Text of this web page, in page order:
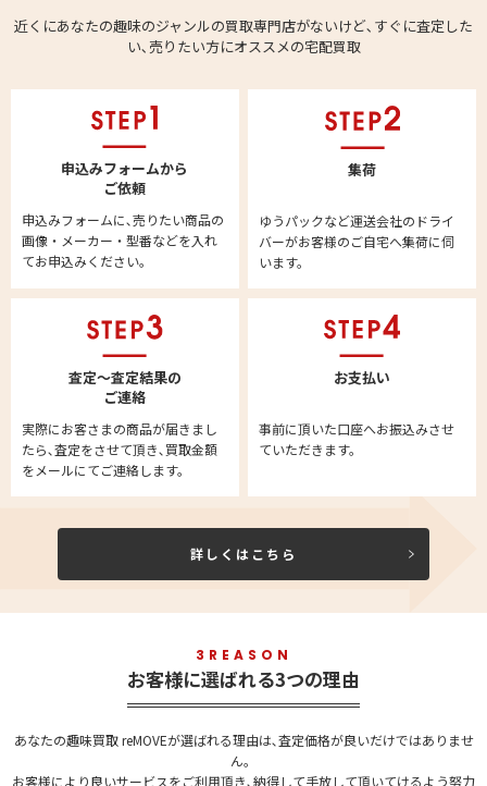
近くにあなたの趣味のジャンルの買取専門店がないけど､すぐに査定した
い､売りたい方にオススメの宅配買取
申込みフォームから
ご依頼
申込みフォームに､売りたい商品の
画像・メーカー・型番などを入れ
てお申込みください。
集荷
ゆうパックなど運送会社のドライ
バーがお客様のご自宅へ集荷に伺
います。
査定～査定結果の
ご連絡
実際にお客さまの商品が届きまし
たら､査定をさせて頂き､買取金額
をメールにてご連絡します。
お支払い
事前に頂いた口座へお振込みさせ
ていただきます。
詳しくはこちら
3REASON
お客様に選ばれる3つの理由
あなたの趣味買取 reMOVEが選ばれる理由は､査定価格が良いだけではありませ
ん。
お客様により良いサービスをご利用頂き､納得して手放して頂いてけるよう努力